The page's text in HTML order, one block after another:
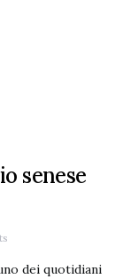
senese
dei quotidiani